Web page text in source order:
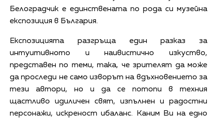
Белоградчик е единствената по рода си музейна
експозиция в България.
Експозицията разгръща един разказ за
интуитивното и наивистично изкуство,
представен по теми, така, че зрителят да може
да проследи не само изворът на вдъхновението за
тези автори, но и да се потопи в техния
щастливо идиличен свят, изпълнен и радостни
персонажи, искреност ибаланс. Каним Ви на едно